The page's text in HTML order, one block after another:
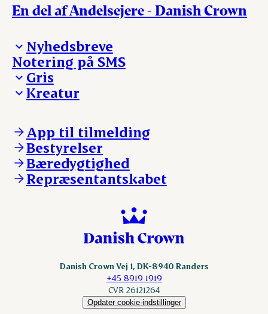
En del af Andelsejere - Danish Crown
Nyhedsbreve
Madinspiration - nyhedsbrev
Notering på SMS
Gris
Ejerinformation
Nyheder
Login
Kreatur
Kontakt os
Notering
Nyheder
Login
App til tilmelding
Bestyrelser
Bæredygtighed
Repræsentantskabet
Danish Crown Vej 1, DK-8940 Randers
+45 8919 1919
CVR 26121264
Opdater cookie-indstillinger